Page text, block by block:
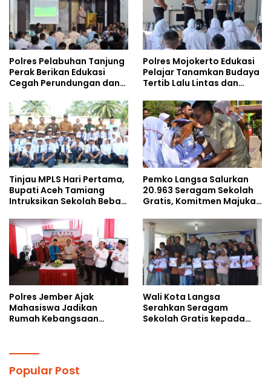
Polres Pelabuhan Tanjung
Perak Berikan Edukasi
Cegah Perundungan dan
kepada Pelajar MPLS
Polres Mojokerto Edukasi
Pelajar Tanamkan Budaya
Tertib Lalu Lintas dan
Tinjau MPLS Hari Pertama,
Bupati Aceh Tamiang
Intruksikan Sekolah Bebas
Pemko Langsa Salurkan
20.963 Seragam Sekolah
Gratis, Komitmen Majukan
Polres Jember Ajak
Mahasiswa Jadikan
Rumah Kebangsaan
Wali Kota Langsa
Serahkan Seragam
Sekolah Gratis kepada
Popular Post